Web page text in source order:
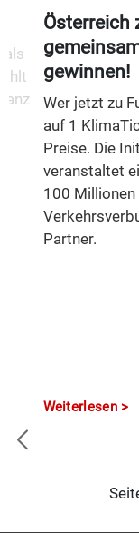
als
Österreich
gewinnen!
Wer jetzt zu
auf 1
Preise. Die
veranstaltet
100 Millionen
Partner.
Weiterlesen